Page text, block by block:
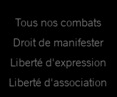
Tous nos combats
Droit de manifester
Liberté d'expression
Liberté d'association